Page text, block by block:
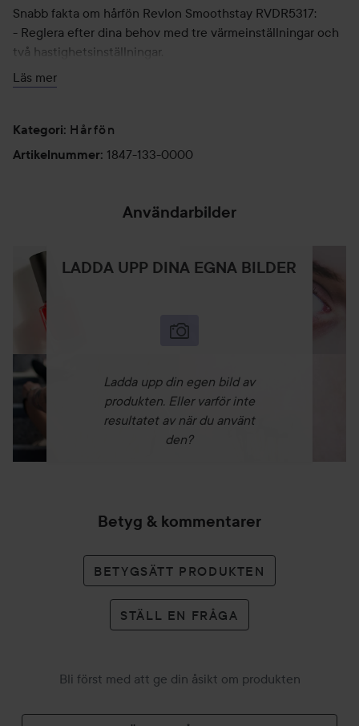
Snabb fakta om hårfön Revlon Smoothstay RVDR5317:
- Reglera efter dina behov med tre värmeinställningar och
två hastighetsinställningar.
- Två munstycken ingår – ett för volym och lockar och ett
för ett mjukare resultat.
- Färg: Svart
- Kabellängd: 1.8 meter
Läs mer
Kategori: Hårfön
Artikelnummer: 1847-133-0000
Användarbilder
LADDA UPP DINA EGNA BILDER
Ladda upp din egen bild av
produkten. Eller varför inte
resultatet av när du använt
den?
Betyg & kommentarer
BETYGSÄTT PRODUKTEN
STÄLL EN FRÅGA
Bli först med att ge din åsikt om produkten